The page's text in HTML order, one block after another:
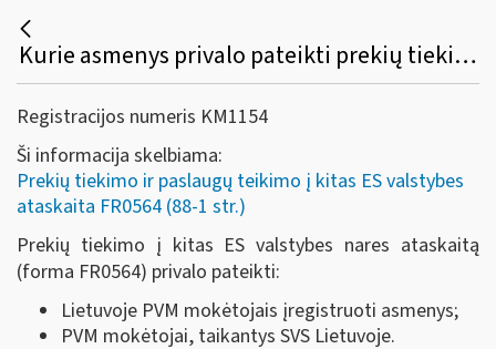
Kurie asmenys privalo pateikti prekių tiekimo ir paslaugų teikimo į kitas ES valstybes nares ataskaitą (FR0564)?
Registracijos numeris KM1154
Ši informacija skelbiama:
Prekių tiekimo ir paslaugų teikimo į kitas ES valstybes
ataskaita FR0564 (88-1 str.)
Prekių tiekimo į kitas ES valstybes nares ataskaitą
(forma FR0564) privalo pateikti:
Lietuvoje PVM mokėtojais įregistruoti asmenys;
PVM mokėtojai, taikantys SVS Lietuvoje.